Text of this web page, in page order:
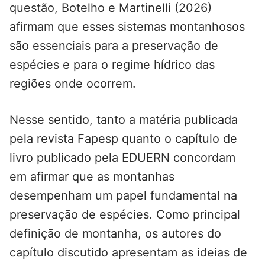
questão, Botelho e Martinelli (2026)
afirmam que esses sistemas montanhosos
são essenciais para a preservação de
espécies e para o regime hídrico das
regiões onde ocorrem.
Nesse sentido, tanto a matéria publicada
pela revista Fapesp quanto o capítulo de
livro publicado pela EDUERN concordam
em afirmar que as montanhas
desempenham um papel fundamental na
preservação de espécies. Como principal
definição de montanha, os autores do
capítulo discutido apresentam as ideias de